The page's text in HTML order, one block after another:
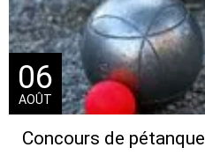
Concours de pétanque
06
AOÛT